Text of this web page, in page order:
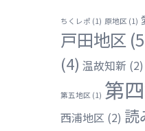
ちくレポ (1) 原地区 (1)
戸田地区
(4) 温故知新 (2)
第五地区 (1) 第
西浦地区 (2) 読